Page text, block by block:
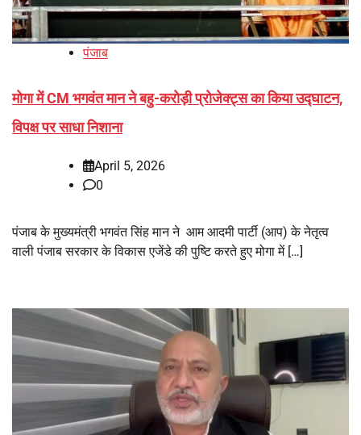
पंजाब
मोगा में CM भगवंत मान ने बहु-करोड़ी प्रोजेक्ट्स का किया उद्घाटन,
विपक्ष पर साधा निशाना
April 5, 2026
0
पंजाब के मुख्यमंत्री भगवंत सिंह मान ने आम आदमी पार्टी (आप) के नेतृत्व
वाली पंजाब सरकार के विकास एजेंडे की पुष्टि करते हुए मोगा में […]